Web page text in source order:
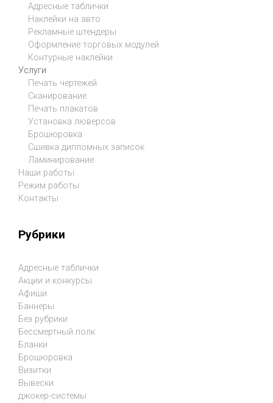
Адресные таблички
Наклейки на авто
Рекламные штендеры
Оформление торговых модулей
Контурные наклейки
Услуги
Печать чертежей
Сканирование
Печать плакатов
Установка люверсов
Брошюровка
Сшивка дипломных записок
Ламинирование
Наши работы
Режим работы
Контакты
Рубрики
Адресные таблички
Акции и конкурсы
Афиши
Баннеры
Без рубрики
Бессмертный полк
Бланки
Брошюровка
Визитки
Вывески
джокер-системы